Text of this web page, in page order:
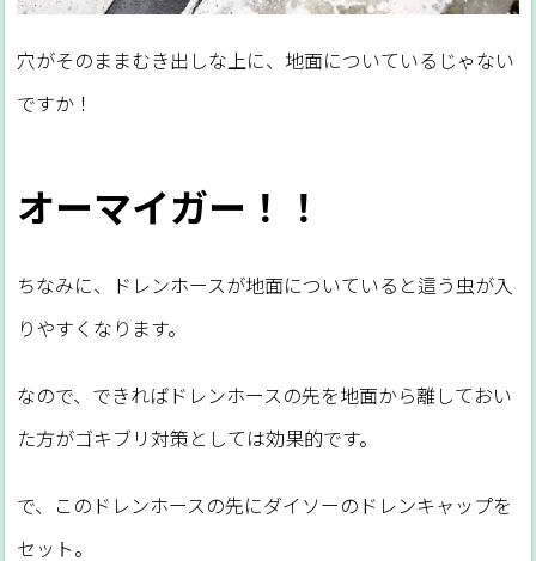
穴がそのままむき出しな上に、地面についているじゃない
ですか！
オーマイガー！！
ちなみに、ドレンホースが地面についていると這う虫が入
りやすくなります。
なので、できればドレンホースの先を地面から離しておい
た方がゴキブリ対策としては効果的です。
で、このドレンホースの先にダイソーのドレンキャップを
セット。